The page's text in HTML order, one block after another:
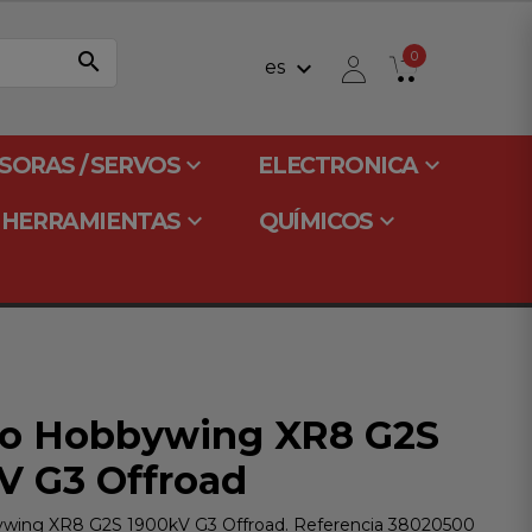
search es keyboard_arrow_down 0
/ SERVOSkeyboard_arrow_down ELECTRONICAkeyboard_arrow_down
HERRAMIENTAS keyboard_arrow_down QUÍMICOSkeyboard_arrow_down
Hobbywing XR8 G2S
G3 Offroad
XR8 G2S 1900kV G3 Offroad. Referencia 38020500